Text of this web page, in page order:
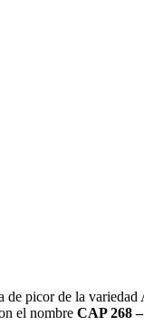
de picor de la
el nombre CAP 268 –